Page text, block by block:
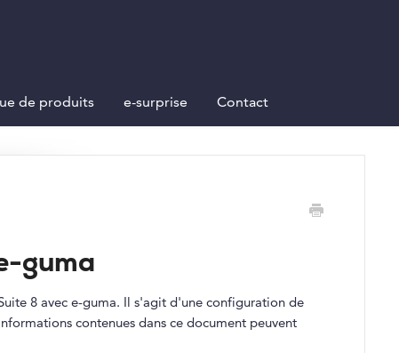
de produits e-surprise Contact
guma
8 avec e-guma. Il s'agit d'une configuration de
contenues dans ce document peuvent